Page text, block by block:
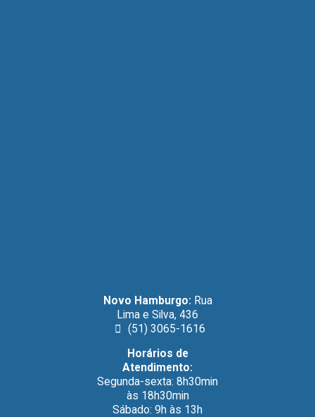
Novo Hamburgo: Rua
Lima e Silva, 436
(51) 3065-1616
Horários de
Atendimento:
Segunda-sexta: 8h30min
às 18h30min
Sábado: 9h às 13h